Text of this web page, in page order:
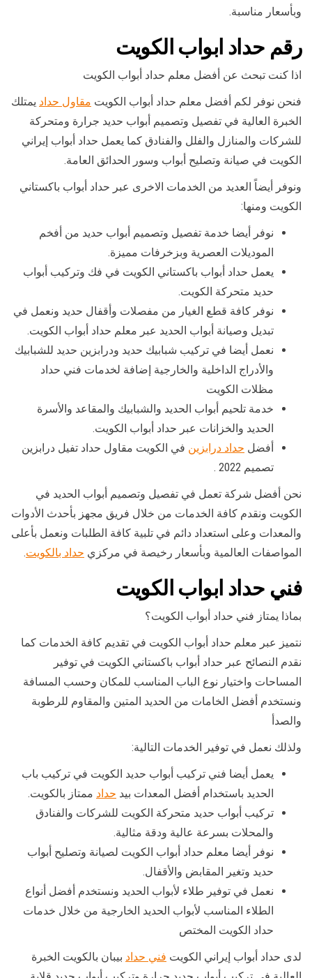
وبأسعار مناسبة.
رقم حداد ابواب الكويت
اذا كنت تبحث عن أفضل معلم حداد أبواب الكويت
فنحن نوفر لكم أفضل معلم حداد أبواب الكويت مقاول حداد يمتلك
الخبرة العالية في تفصيل وتصميم أبواب حديد جرارة ومتحركة
للشركات والمنازل والفلل والفنادق كما يعمل حداد أبواب إيراني
الكويت في صيانة وتصليح أبواب وسور الحدائق العامة.
ونوفر أيضاً العديد من الخدمات الاخرى عبر حداد أبواب باكستاني
الكويت ومنها:
نوفر أيضا خدمة تفصيل وتصميم أبواب حديد من أفخم
الموديلات العصرية وبزخرفات مميزة.
يعمل حداد أبواب باكستاني الكويت في فك وتركيب أبواب
حديد متحركة الكويت.
نوفر كافة قطع الغيار من مفصلات وأقفال حديد ونعمل في
تبديل وصيانة أبواب الحديد عبر معلم حداد أبواب الكويت.
نعمل أيضا في تركيب شبابيك حديد ودرابزين حديد للشبابيك
والأدراج الداخلية والخارجية إضافة لخدمات فني حداد
مظلات الكويت
خدمة تلحيم أبواب الحديد والشبابيك والمقاعد والأسرة
الحديد والخزانات عبر حداد أبواب الكويت.
أفضل حداد درابزين في الكويت مقاول حداد تفيل درابزين
تصميم 2022 .
نحن أفضل شركة تعمل في تفصيل وتصميم أبواب الحديد في
الكويت ونقدم كافة الخدمات من خلال فريق مجهز بأحدث الأدوات
والمعدات وعلى استعداد دائم في تلبية كافة الطلبات ونعمل بأعلى
المواصفات العالمية وبأسعار رخيصة في مركزي حداد بالكويت.
فني حداد ابواب الكويت
بماذا يمتاز فني حداد أبواب الكويت؟
نتميز عبر معلم حداد أبواب الكويت في تقديم كافة الخدمات كما
نقدم النصائح عبر حداد أبواب باكستاني الكويت في توفير
المساحات واختيار نوع الباب المناسب للمكان وحسب المسافة
ونستخدم أفضل الخامات من الحديد المتين والمقاوم للرطوبة
والصدأ
ولذلك نعمل في توفير الخدمات التالية:
يعمل أيضا فني تركيب أبواب حديد الكويت في تركيب باب
الحديد باستخدام أفضل المعدات بيد حداد ممتاز بالكويت.
تركيب أبواب حديد متحركة الكويت للشركات والفنادق
والمحلات بسرعة عالية ودقة مثالية.
نوفر أيضا معلم حداد أبواب الكويت لصيانة وتصليح أبواب
حديد وتغير المقابض والأقفال.
نعمل في توفير طلاء لأبواب الحديد ونستخدم أفضل أنواع
الطلاء المناسب لأبواب الحديد الخارجية من خلال خدمات
حداد الكويت المختص
لدى حداد أبواب إيراني الكويت فني حداد بيبان بالكويت الخبرة